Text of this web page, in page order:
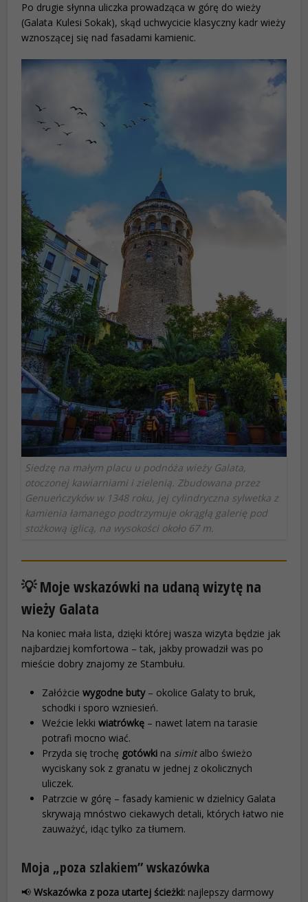
Po drugie słynna uliczka prowadząca w górę do wieży
(Galata Kulesi Sokak), skąd uchwycicie klasyczny kadr wieży
wznoszącej się nad fasadami kamienic.
Siedzę na małym placu u podnóża wieży Galata,
otoczonej kawiarniami i zielenią. Zbudowana przez
Genueńczyków w 1348 roku, jej cylindryczna sylwetka z
kamienia łamanego podtrzymuje okrągłą galerię pod
stożkową iglicą, na wysokości około 67 m.
💡 Moje wskazówki na udaną wizytę na
wieży Galata
Na koniec mała lista, dzięki której wasza wizyta będzie jak
najbardziej komfortowa – tak, jakby prowadził was po
mieście dobry znajomy ze Stambułu.
Załóżciewygodne buty– okolice Galaty to bruk,
schodki i sporo wzniesień.
Weźcie lekkiwiatrówkę – nawet latem na tarasie
potrafi mocno wiać.
Przyda się trochę gotówki na simitalbo świeżo
wyciskany sok z granatu w jednej z okolicznych
uliczek.
Patrzcie w górę – fasady kamienic w dzielnicy Galata
skrywają mnóstwo ciekawych detali, których łatwo nie
zauważyć, idąc tylko za tłumem.
Moja „poza szlakiem” wskazówka
📢Wskazówka z poza utartej ścieżki: najlepszy darmowy